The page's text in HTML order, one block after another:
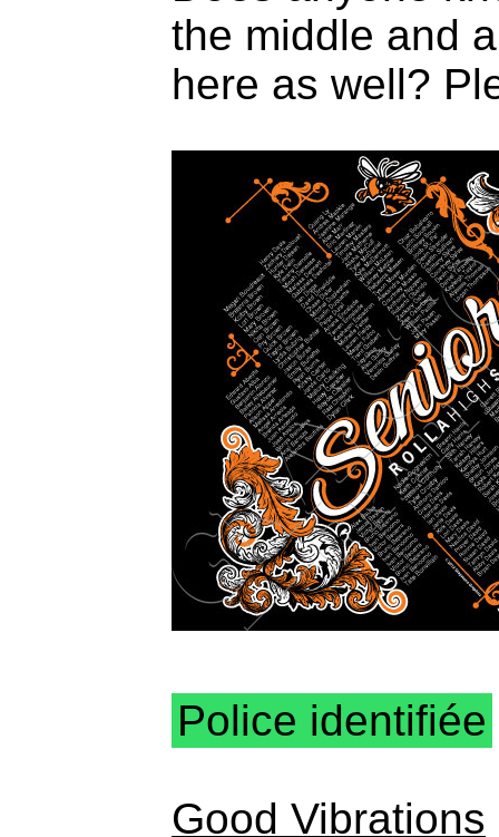
the middle and
here as well?
Police identifiée
Good Vibrations